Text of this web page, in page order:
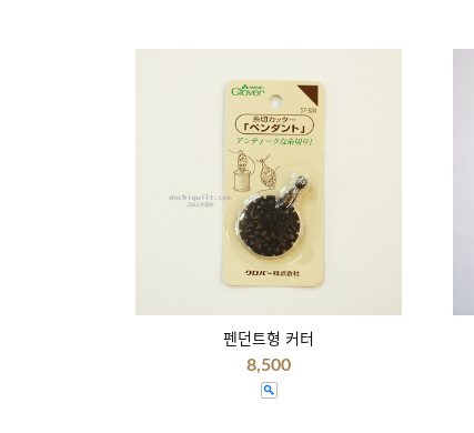
펜던트형 커터
8,500